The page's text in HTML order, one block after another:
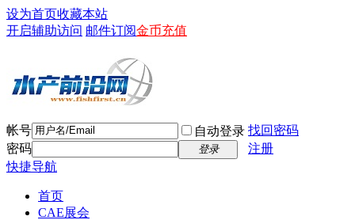
设为首页收藏本站
开启辅助访问 邮件订阅金币充值
帐号 自动登录 找回密码
密码
登录
注册
快捷导航
首页
CAE展会